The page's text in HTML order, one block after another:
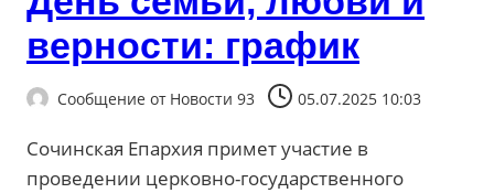
верности: график
Сообщение от Новости 93 05.07.2025 10:03
Сочинская Епархия примет участие в
проведении церковно-государственного